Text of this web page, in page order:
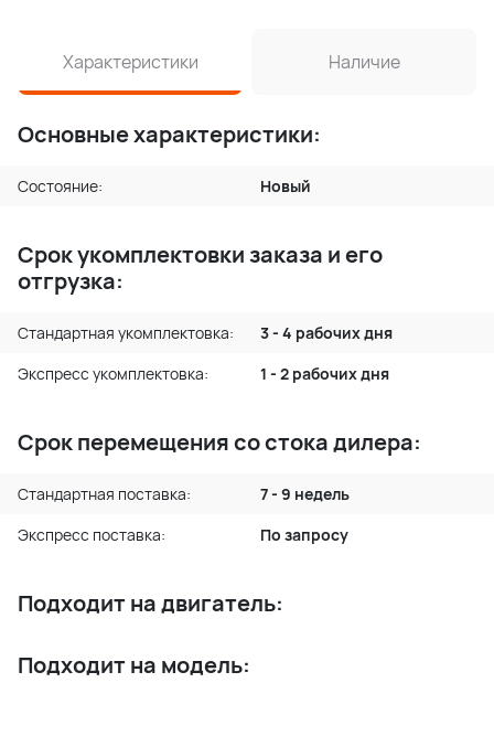
Характеристики Наличие
Основные характеристики:
Состояние: Новый
Срок укомплектовки заказа и его
отгрузка:
Стандартная укомплектовка:
3 - 4 рабочих дня
Экспресс укомплектовка:
1 - 2 рабочих дня
Срок перемещения со стока дилера:
Стандартная поставка:
7 - 9 недель
Экспресс поставка:
По запросу
Подходит на двигатель:
Подходит на модель: